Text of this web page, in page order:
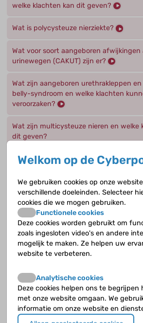
welke klachten kan dit geven?
Wat is polycysteuze nierziekte?
Wat voor soort aangeboren afwijkingen
urinewegen (CAKUT) zijn er?
Wat zijn aangeboren urethrakleppen
belly-syndroom en welke klachten
veroorzaken?
Wat zijn multicysteuze nieren en welke
dit geven?
Welke afwijkingen aan het
Geen antwoord op jouw vraag?
Stel je vraag over Nieraandoeningen
deskundige
Acute tubulusnecrose
Algemeen
Welkom op de
We gebruiken cookies op onze
verschillende doeleinden. Selecteer
cookies die we mogen gebruiken.
Functionele cookies
Deze cookies worden gebruikt om
zoals ingesloten video's en andere
mogelijk te maken. Ze helpen uw
website te verbeteren.
Analytische cookies
Deze cookies helpen ons te begrijpen
met onze website omgaan. We
informatie om onze website en